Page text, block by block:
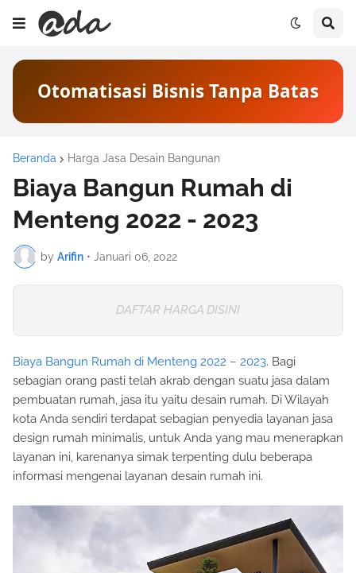
Otomatisasi Bisnis Tanpa Batas
Beranda Harga Jasa Desain Bangunan
Biaya Bangun Rumah di
Menteng 2022 - 2023
by Arifin • Januari 06, 2022
DAFTAR HARGA DISINI
Biaya Bangun Rumah di Menteng 2022 – 2023. Bagi
sebagian orang pasti telah akrab dengan suatu jasa dalam
pembuatan rumah, jasa itu yaitu desain rumah. Di Wilayah
kota Anda sendiri terdapat sebagian penyedia layanan jasa
design rumah minimalis, untuk Anda yang mau menerapkan
layanan ini, karenanya simak terpenting dulu beberapa
informasi mengenai layanan desain rumah ini.